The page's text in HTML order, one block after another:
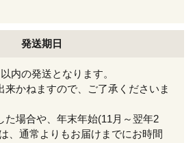
発送期日
内の発送となります。
来かねますので、ご了承くださいま
場合や、年末年始(11月～翌年2
、通常よりもお届けまでにお時間